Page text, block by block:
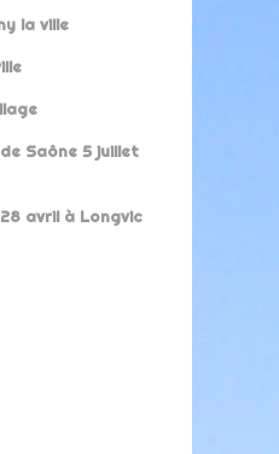
la ville
Saône 5 juillet
avril à Longvic